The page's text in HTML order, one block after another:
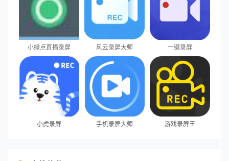
小绿点直播录屏 风云录屏大师 一键录屏
小虎录屏 手机录屏大师 游戏录屏王